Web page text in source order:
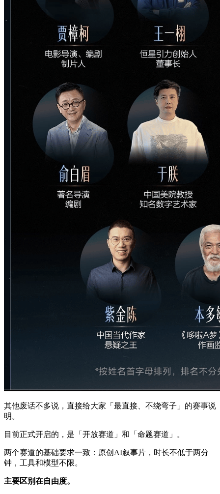
其他废话不多说，直接给大家「最直接、不绕弯子」的赛事说
明。
目前正式开启的，是「开放赛道」和「命题赛道」。
两个赛道的基础要求一致：原创AI叙事片，时长不低于两分
钟，工具和模型不限。
主要区别在自由度。